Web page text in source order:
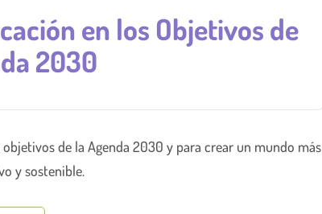
en los Objetivos de
2030
de la Agenda 2030 y para crear un mundo más
y sostenible.